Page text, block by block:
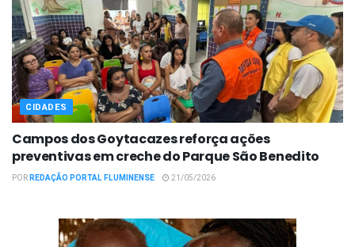
CIDADES
Campos dos Goytacazes reforça ações
preventivas em creche do Parque São Benedito
PORREDAÇÃO PORTAL FLUMINENSE 21/05/2026